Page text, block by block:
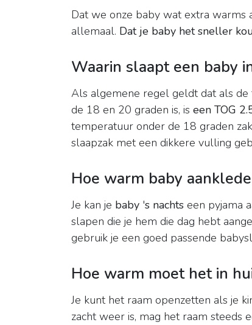
Dat we onze baby wat extra warms
allemaal. Dat je baby het sneller
Waarin slaapt een baby
Als algemene regel geldt dat als de
de 18 en 20 graden is, is een TOG
temperatuur onder de 18 graden
slaapzak met een dikkere vulling
Hoe warm baby
Je kan je baby 's nachts een pyjama
slapen die je hem die dag hebt
gebruik je een goed passende
Hoe warm moet het in
Je kunt het raam openzetten als je
zacht weer is, mag het raam